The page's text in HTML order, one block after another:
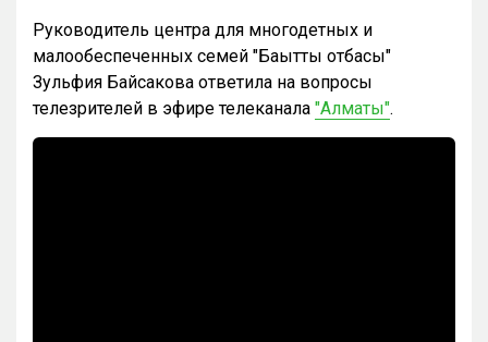
Руководитель центра для многодетных и
малообеспеченных семей "Бақытты отбасы"
Зульфия Байсакова ответила на вопросы
телезрителей в эфире телеканала "Алматы".